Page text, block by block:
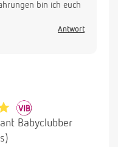
bin ich euch
Antwort
Babyclubber